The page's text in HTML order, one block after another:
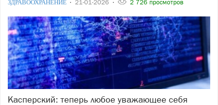
ЗДРАВООХРАНЕНИЕ 21-01-2026 2 726 просмотров
Касперский: теперь любое уважающее себя